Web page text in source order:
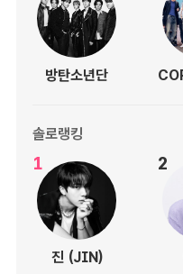
방탄소년단
솔로랭킹
1
진 (JIN)
2